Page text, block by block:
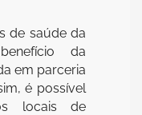
de saúde da
da
em parceria
é possível
locais de